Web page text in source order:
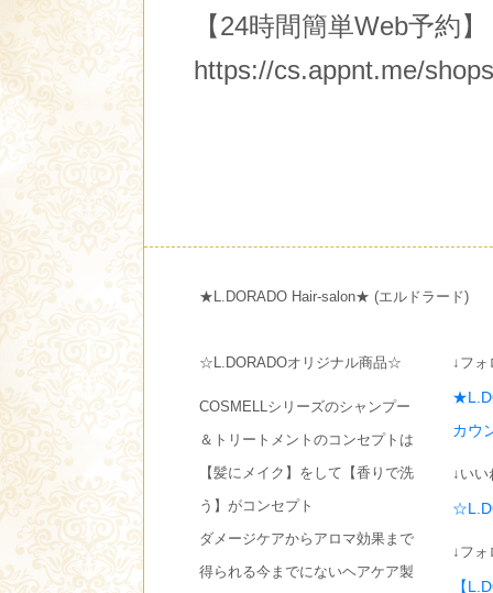
【24時間簡単Web予約】
https://cs.appnt.me/
★L.DORADO Hair-salon★ (エルドラード)
☆L.DORADOオリジナル商品☆
COSMELLシリーズのシャンプー
＆トリートメントのコンセプトは
【髪にメイク】をして【香りで洗
う】がコンセプト
ダメージケアからアロマ効果まで
得られる今までにないヘアケア製
↓フ
カウ
↓い
↓フ
【